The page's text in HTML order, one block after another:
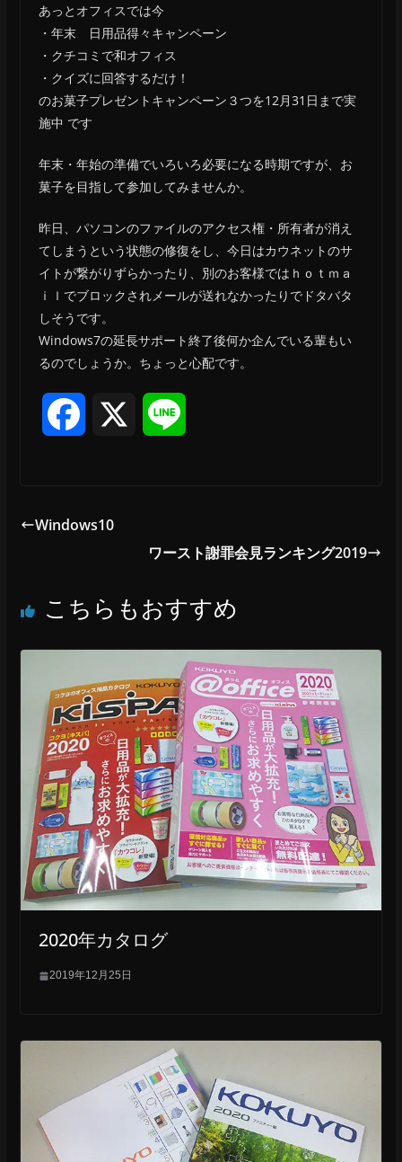
あっとオフィスでは今
・年末 日用品得々キャンペーン
・クチコミで和オフィス
・クイズに回答するだけ！
のお菓子プレゼントキャンペーン３つを12月31日まで実
施中 です
年末・年始の準備でいろいろ必要になる時期ですが、お
菓子を目指して参加してみませんか。
昨日、パソコンのファイルのアクセス権・所有者が消え
てしまうという状態の修復をし、今日はカウネットのサ
イトが繋がりずらかったり、別のお客様ではｈｏｔｍａ
ｉｌでブロックされメールが送れなかったりでドタバタ
しそうです。
Windows7の延長サポート終了後何か企んでいる輩もい
るのでしょうか。ちょっと心配です。
k
Windows10
ワースト謝罪会見ランキング2019
こちらもおすすめ
2020年カタログ
2019年12月25日